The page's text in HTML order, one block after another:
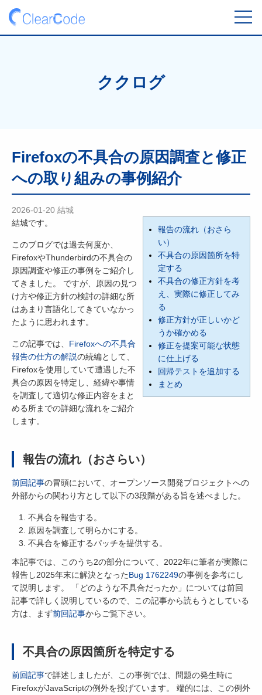
ククログ
Firefoxの不具合の原因調査と修正
への取り組みの事例紹介
2026-01-20 結城
報告の流れ（おさら
い）
不具合の原因箇所を特
定する
不具合の修正方針を考
え、実際に修正してみ
る
修正方針が正しいかど
うか確かめる
修正を提案可能な状態
に仕上げる
回帰テストを追加する
まとめ
結城です。
このブログでは過去何度か、
FirefoxやThunderbirdの不具合の
原因調査や修正の事例をご紹介し
てきました。 ですが、原因の見つ
け方や修正方針の検討の詳細な所
はあまり言語化してきていなかっ
たように思われます。
この記事では、 Firefoxへの不具合
報告の仕方の解説の続編として、
Firefoxを使用していて遭遇した不
具合の原因を特定し、経緯や事情
を調査して適切な修正内容をまと
める所までの詳細な流れをご紹介
します。
報告の流れ（おさらい）
前回記事の冒頭において、オープンソース開発プロジェクトへの
外部からの関わり方として以下の3段階がある旨を述べました。
不具合を報告する。
原因を調査して明らかにする。
不具合を修正するパッチを提供する。
本記事では、このうち2の部分について、2022年に筆者が実際に
報告し2025年末に解決となったBug 1762249の事例を参考にし
て説明します。 「どのような不具合だったか」については前回
記事で詳しく説明しているので、この記事から読もうとしている
方は、まず前回記事からご覧下さい。
不具合の原因箇所を特定する
前回記事で詳述しましたが、この事例では、問題の発生時に
FirefoxがJavaScriptの例外を投げています。 端的には、この例外